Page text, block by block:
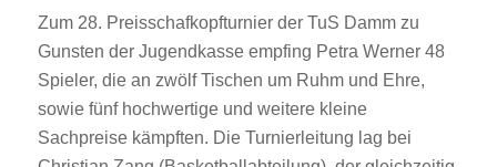
Zum 28. Preisschafkopfturnier der TuS Damm zu
Gunsten der Jugendkasse empfing Petra Werner 48
Spieler, die an zwölf Tischen um Ruhm und Ehre,
sowie fünf hochwertige und weitere kleine
Sachpreise kämpften. Die Turnierleitung lag bei